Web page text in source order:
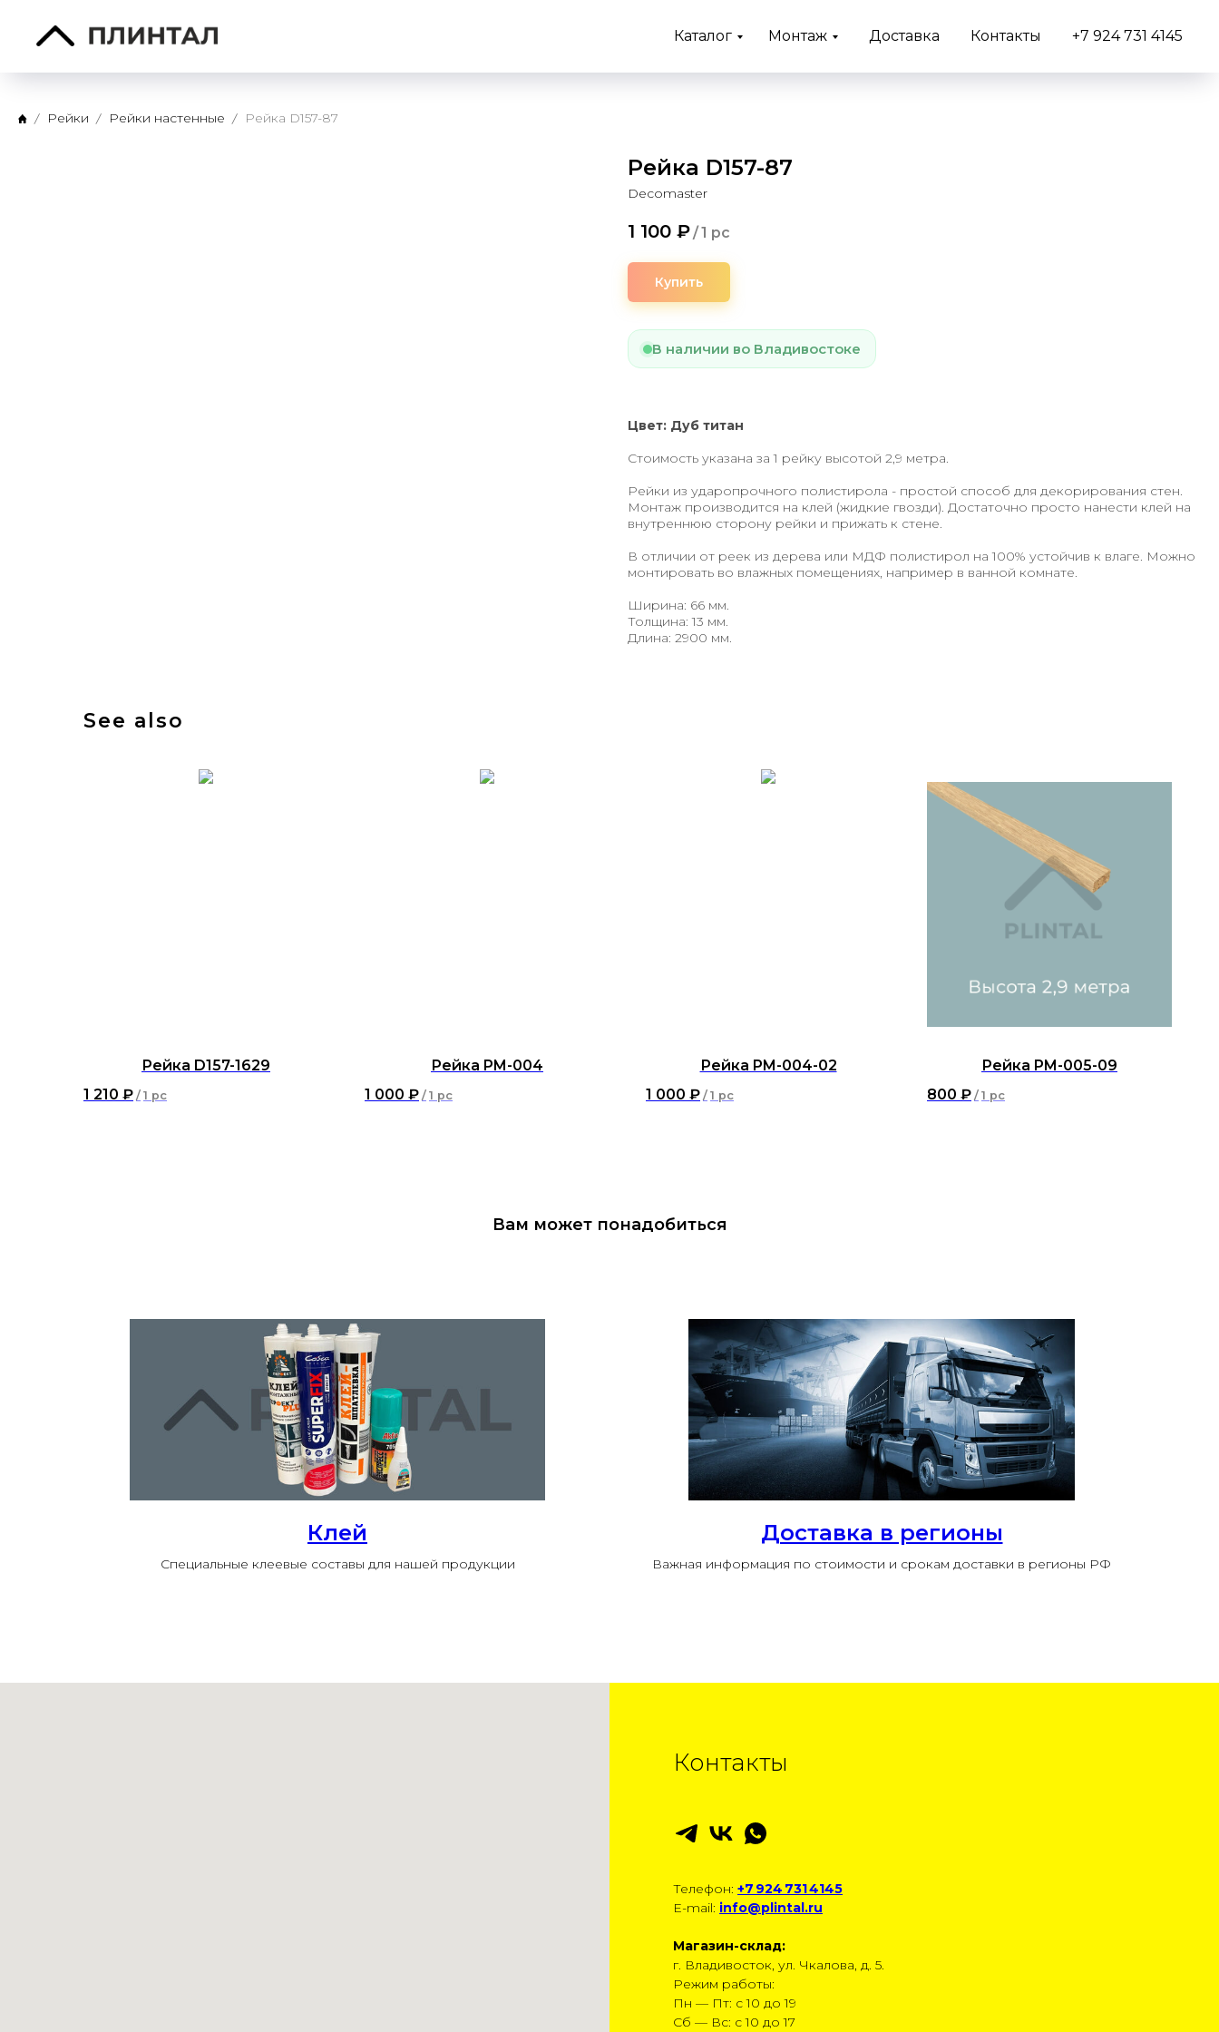
Каталог Монтаж Доставка Контакты +7 924 731 4145
Рейки Рейки настенные Рейка D157-87
Рейка D157-87
Decomaster
1 100 ₽/1 pc
Купить
В наличии во Владивостоке
Цвет: Дуб титан
Стоимость указана за 1 рейку высотой 2,9 метра.
Рейки из ударопрочного полистирола - простой способ для декорирования стен.
Монтаж производится на клей (жидкие гвозди). Достаточно просто нанести клей на
внутреннюю сторону рейки и прижать к стене.
В отличии от реек из дерева или МДФ полистирол на 100% устойчив к влаге. Можно
монтировать во влажных помещениях, например в ванной комнате.
Ширина: 66 мм.
Толщина: 13 мм.
Длина: 2900 мм.
See also
Рейка D157-1629
1 210 ₽ / 1 pc
Рейка PM-004
1 000 ₽ / 1 pc
Рейка PM-004-02
1 000 ₽ / 1 pc
Рейка PM-005-09
800 ₽ / 1 pc
Вам может понадобиться
Клей
Специальные клеевые составы для нашей продукции
Доставка в регионы
Важная информация по стоимости и срокам доставки в регионы РФ
Контакты
Телефон: +7 924 731 4145
E-mail: info@plintal.ru
Магазин-склад:
г. Владивосток, ул. Чкалова, д. 5.
Режим работы:
Пн — Пт: с 10 до 19
Сб — Вс: с 10 до 17